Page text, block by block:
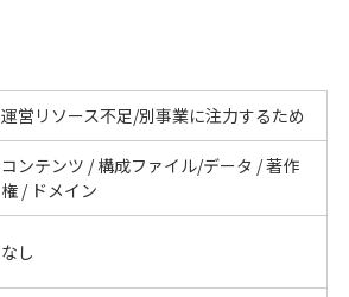
運営リソース不足/別事業に注力するため
コンテンツ / 構成ファイル/データ / 著作
権 / ドメイン
なし